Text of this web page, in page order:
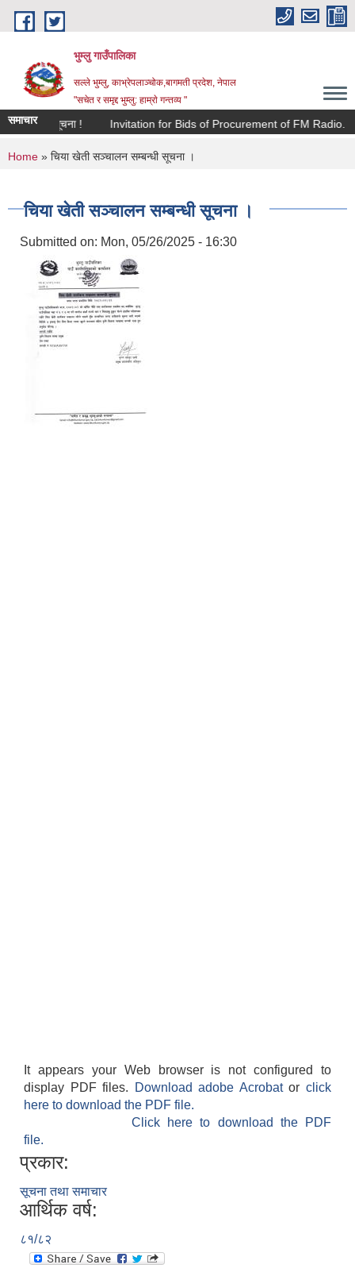
Skip to main content
भुम्लु गाउँपालिका
सल्ले भुम्लु, काभ्रेपलाञ्चोक,बागमती प्रदेश, नेपाल
"सचेत र समृद्द भुम्लु: हाम्राे गन्तव्य "
समाचार
सम्बन्धी सूचना ! Invitation for Bids of Procurement of FM Radio.
You are here
Home » चिया खेती सञ्चालन सम्बन्धी सूचना ।
चिया खेती सञ्चालन सम्बन्धी सूचना ।
Submitted on: Mon, 05/26/2025 - 16:30
It appears your Web browser is not configured to
display PDF files.
Download adobe Acrobatorclick
here to download the PDF file.
Click here to download the PDF
file.
प्रकार:
सूचना तथा समाचार
आर्थिक वर्ष:
८१/८२